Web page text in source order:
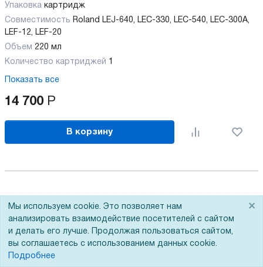
Упаковка картридж
Совместимость Roland LEJ-640, LEC-330, LEC-540, LEC-300А,
LEF-12, LEF-20
Объем 220 мл
Количество картриджей
1
Показать все
14 700 Р
В корзину
Мы используем cookie. Это позволяет нам
анализировать взаимодействие посетителей с сайтом
и делать его лучше. Продолжая пользоваться сайтом,
вы соглашаетесь с использованием данных cookie.
Подробнее
×